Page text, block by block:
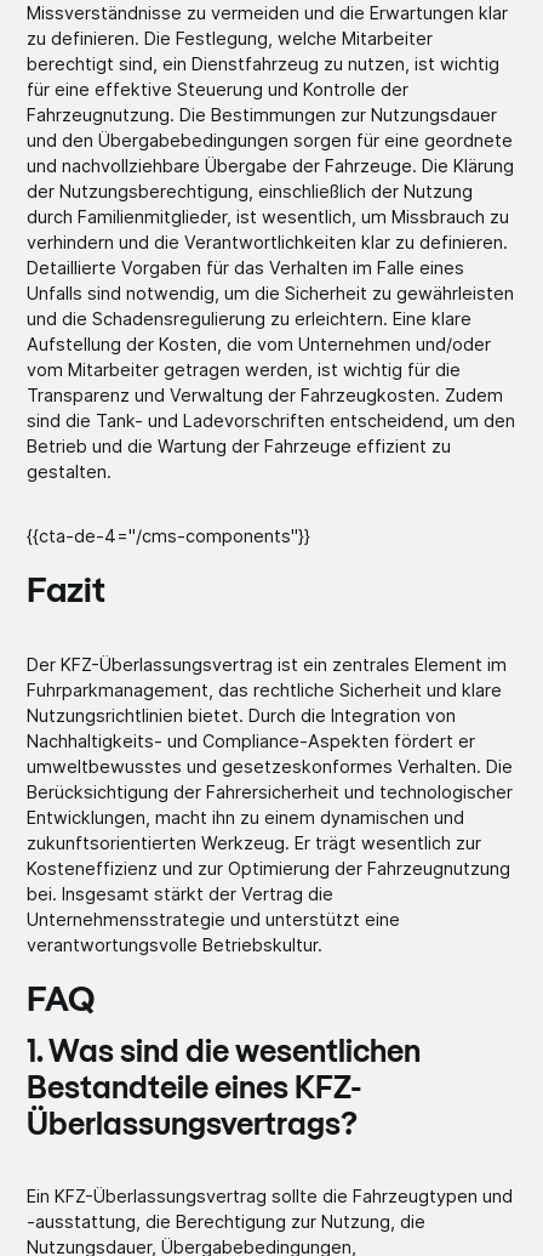
Missverständnisse zu vermeiden und die Erwartungen klar
zu definieren. Die Festlegung, welche Mitarbeiter
berechtigt sind, ein Dienstfahrzeug zu nutzen, ist wichtig
für eine effektive Steuerung und Kontrolle der
Fahrzeugnutzung. Die Bestimmungen zur Nutzungsdauer
und den Übergabebedingungen sorgen für eine geordnete
und nachvollziehbare Übergabe der Fahrzeuge. Die Klärung
der Nutzungsberechtigung, einschließlich der Nutzung
durch Familienmitglieder, ist wesentlich, um Missbrauch zu
verhindern und die Verantwortlichkeiten klar zu definieren.
Detaillierte Vorgaben für das Verhalten im Falle eines
Unfalls sind notwendig, um die Sicherheit zu gewährleisten
und die Schadensregulierung zu erleichtern. Eine klare
Aufstellung der Kosten, die vom Unternehmen und/oder
vom Mitarbeiter getragen werden, ist wichtig für die
Transparenz und Verwaltung der Fahrzeugkosten. Zudem
sind die Tank- und Ladevorschriften entscheidend, um den
Betrieb und die Wartung der Fahrzeuge effizient zu
gestalten.
{{cta-de-4="/cms-components"}}
Fazit
Der KFZ-Überlassungsvertrag ist ein zentrales Element im
Fuhrparkmanagement, das rechtliche Sicherheit und klare
Nutzungsrichtlinien bietet. Durch die Integration von
Nachhaltigkeits- und Compliance-Aspekten fördert er
umweltbewusstes und gesetzeskonformes Verhalten. Die
Berücksichtigung der Fahrersicherheit und technologischer
Entwicklungen, macht ihn zu einem dynamischen und
zukunftsorientierten Werkzeug. Er trägt wesentlich zur
Kosteneffizienz und zur Optimierung der Fahrzeugnutzung
bei. Insgesamt stärkt der Vertrag die
Unternehmensstrategie und unterstützt eine
verantwortungsvolle Betriebskultur.
FAQ
1. Was sind die wesentlichen
Bestandteile eines KFZ-
Überlassungsvertrags?
Ein KFZ-Überlassungsvertrag sollte die Fahrzeugtypen und
-ausstattung, die Berechtigung zur Nutzung, die
Nutzungsdauer, Übergabebedingungen,